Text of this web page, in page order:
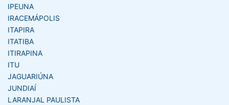
IPEUNA
IRACEMÁPOLIS
ITAPIRA
ITATIBA
ITIRAPINA
ITU
JAGUARIÚNA
JUNDIAÍ
LARANJAL PAULISTA